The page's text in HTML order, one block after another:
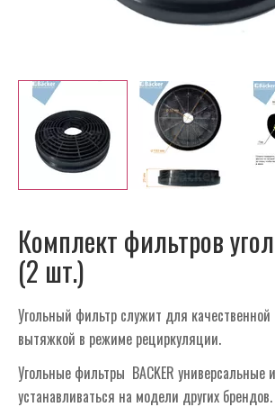
Комплект фильтров
(2 шт.)
Угольный фильтр служит для качественной
вытяжкой в режиме рециркуляции.
Угольные фильтры BACKER универсальные
устанавливаться на модели других